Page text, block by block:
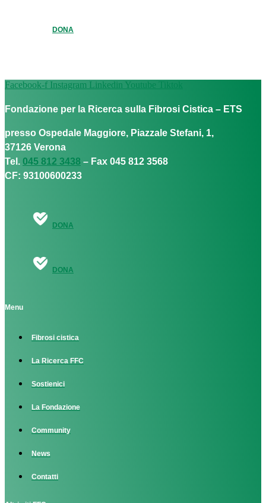
DONA
Facebook-f Instagram Linkedin Youtube Tiktok
Fondazione per la Ricerca sulla Fibrosi Cistica – ETS
presso Ospedale Maggiore, Piazzale Stefani, 1,
37126 Verona
Tel. 045 812 3438 – Fax 045 812 3568
CF: 93100600233
DONA
DONA
Menu
Fibrosi cistica
La Ricerca FFC
Sostienici
La Fondazione
Community
News
Contatti